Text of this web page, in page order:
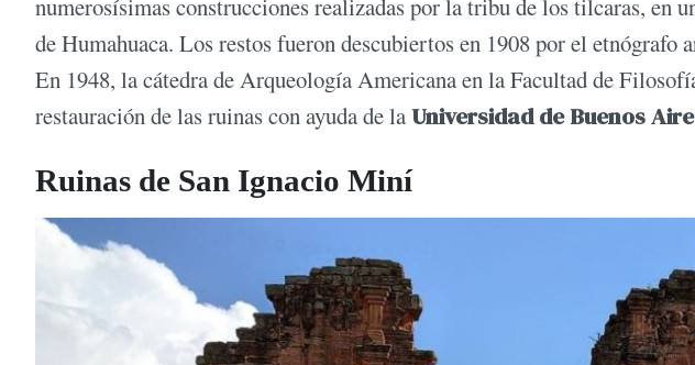
numerosísimas construcciones realizadas por la tribu de los tilcaras, en
de Humahuaca. Los restos fueron descubiertos en 1908 por el etnógrafo
En 1948, la cátedra de Arqueología Americana en la Facultad de
restauración de las ruinas con ayuda de laUniversidad de Buenos
Ruinas de San Ignacio Miní